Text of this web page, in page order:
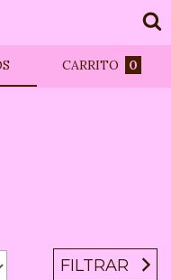
CARRITO 0
FILTRAR